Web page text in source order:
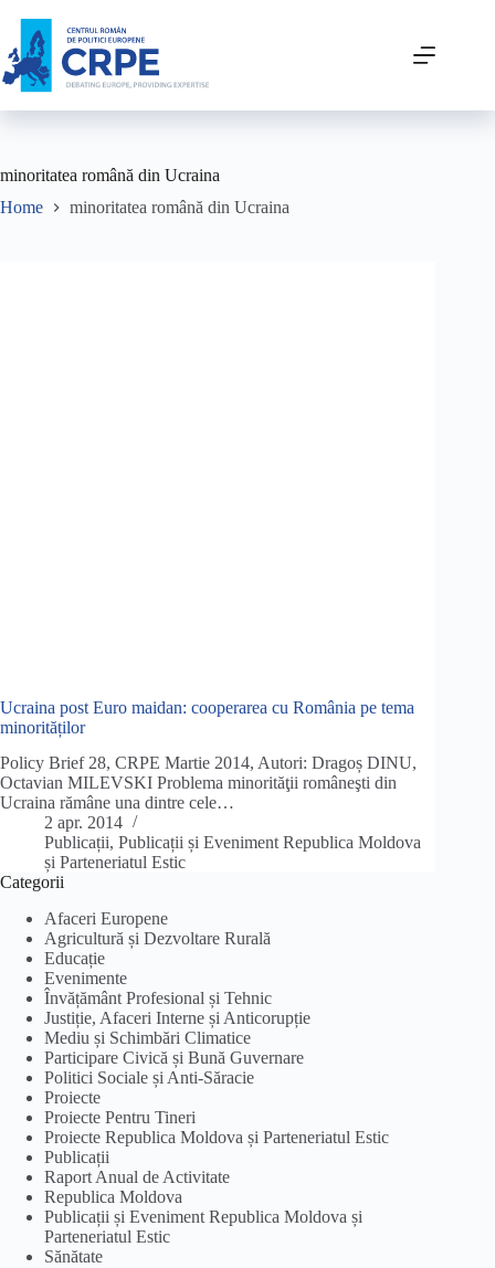
minoritatea română din Ucraina
Home
minoritatea română din Ucraina
Ucraina post Euro maidan: cooperarea cu România pe tema
minorităților
Policy Brief 28, CRPE Martie 2014, Autori: Dragoș DINU,
Octavian MILEVSKI Problema minorităţii româneşti din
Ucraina rămâne una dintre cele…
2 apr. 2014
Publicații, Publicații și Eveniment Republica Moldova
și Parteneriatul Estic
Categorii
Afaceri Europene
Agricultură și Dezvoltare Rurală
Educație
Evenimente
Învățământ Profesional și Tehnic
Justiție, Afaceri Interne și Anticorupție
Mediu și Schimbări Climatice
Participare Civică și Bună Guvernare
Politici Sociale și Anti-Săracie
Proiecte
Proiecte Pentru Tineri
Proiecte Republica Moldova și Parteneriatul Estic
Publicații
Raport Anual de Activitate
Republica Moldova
Publicații și Eveniment Republica Moldova și
Parteneriatul Estic
Sănătate